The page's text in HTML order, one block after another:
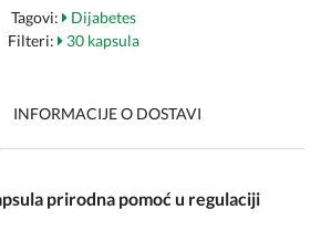
Tagovi: Dijabetes
Filteri: 30 kapsula
INFORMACIJE O DOSTAVI
prirodna pomoć u regulaciji